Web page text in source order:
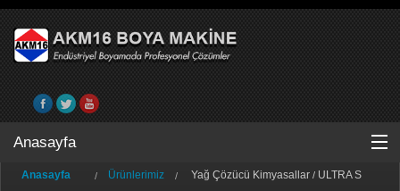
Anasayfa
Anasayfa
Anasayfa Ürünlerimiz Yağ Çözücü Kimyasallar / ULTRA S